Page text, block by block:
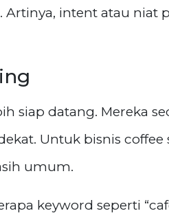
intent atau niat
siap datang. Mereka
Untuk bisnis coffee
umum.
keyword seperti